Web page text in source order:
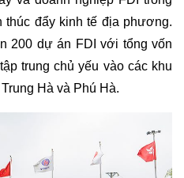
thúc đẩy kinh tế địa phương.
200 dự án FDI với tổng vốn
trung chủ yếu vào các khu
Hà và Phú Hà.